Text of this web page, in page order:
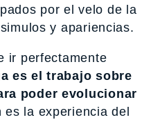
por el velo de la
y apariencias.
ir perfectamente
es el trabajo sobre
poder evolucionar
es la experiencia del